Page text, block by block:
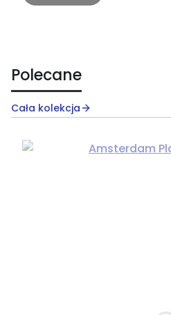
Polecane
Cała kolekcja